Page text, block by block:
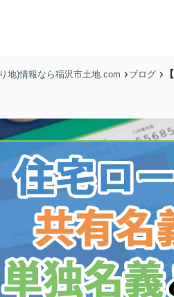
地)情報なら稲沢市土地.com ブログ